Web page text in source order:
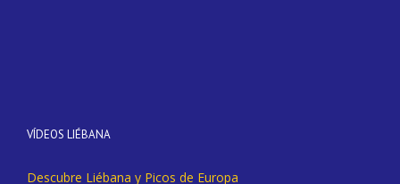
VÍDEOS LIÉBANA
Descubre Liébana y Picos de Europa